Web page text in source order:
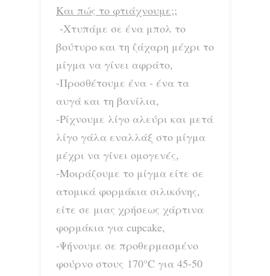
Και πώς το φτιάχνουμε;;
-Χτυπάμε σε ένα μπολ το
βούτυρο και τη ζάχαρη μέχρι το
μίγμα να γίνει αφράτο,
-Προσθέτουμε ένα - ένα τα
αυγά και τη βανίλια,
-Ρίχνουμε λίγο αλεύρι και μετά
λίγο γάλα εναλλάξ στο μίγμα
μέχρι να γίνει ομογενές,
-Μοιράζουμε το μίγμα είτε σε
ατομικά φορμάκια σιλικόνης,
είτε σε μιας χρήσεως χάρτινα
φορμάκια για cupcake,
-Ψήνουμε σε προθερμασμένο
φούρνο στους 170°C για 45-50